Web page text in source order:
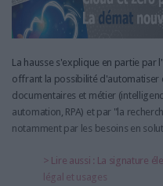
La hausse s'explique en partie
offrant la possibilité d'automatiser
documentaires et métier
automation, RPA) et par "la
notamment par les besoins en
> Lire aussi : La signature
légal et usages